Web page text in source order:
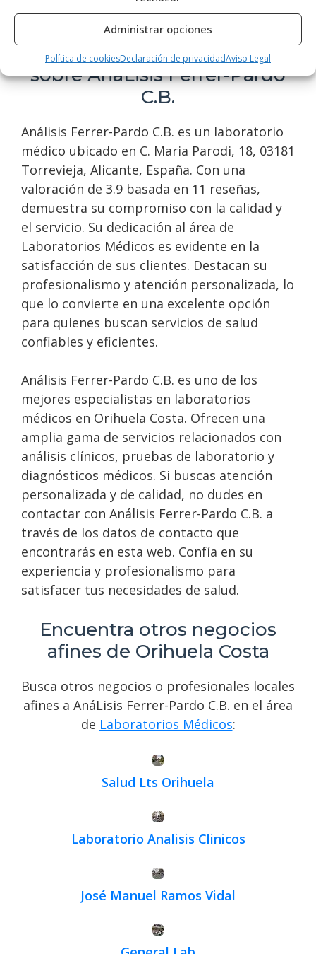
Administrar opciones
Política de cookiesDeclaración de privacidadAviso Legal
Domingo
Cerrado
Opiniones y datos extra
sobre AnáLisis Ferrer-Pardo
C.B.
Análisis Ferrer-Pardo C.B. es un laboratorio
médico ubicado en C. Maria Parodi, 18, 03181
Torrevieja, Alicante, España. Con una
valoración de 3.9 basada en 11 reseñas,
demuestra su compromiso con la calidad y
el servicio. Su dedicación al área de
Laboratorios Médicos es evidente en la
satisfacción de sus clientes. Destacan su
profesionalismo y atención personalizada, lo
que lo convierte en una excelente opción
para quienes buscan servicios de salud
confiables y eficientes.
Análisis Ferrer-Pardo C.B. es uno de los
mejores especialistas en laboratorios
médicos en Orihuela Costa. Ofrecen una
amplia gama de servicios relacionados con
análisis clínicos, pruebas de laboratorio y
diagnósticos médicos. Si buscas atención
personalizada y de calidad, no dudes en
contactar con Análisis Ferrer-Pardo C.B. a
través de los datos de contacto que
encontrarás en esta web. Confía en su
experiencia y profesionalismo para
satisfacer tus necesidades de salud.
Encuentra otros negocios
afines de Orihuela Costa
Busca otros negocios o profesionales locales
afines a AnáLisis Ferrer-Pardo C.B. en el área
de Laboratorios Médicos:
Salud Lts Orihuela
Laboratorio Analisis Clinicos
José Manuel Ramos Vidal